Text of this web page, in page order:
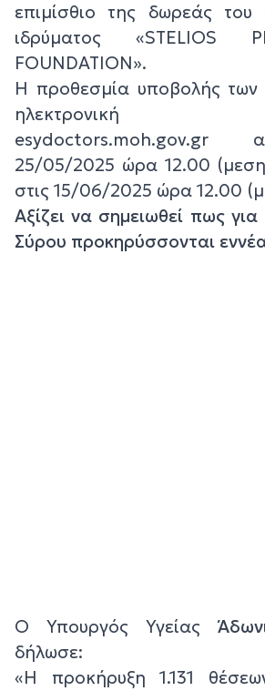
επιμίσθιο της δωρεάς του
ιδρύματος «STELIOS
FOUNDATION».
Η προθεσμία υποβολής των
ηλεκτρονική
esydoctors.moh.gov.gr
25/05/2025 ώρα 12.00
στις 15/06/2025 ώρα 12.00
Αξίζει να σημειωθεί πως
Σύρου προκηρύσσονται
Ο Υπουργός Υγείας
δήλωσε:
«Η προκήρυξη 1.131